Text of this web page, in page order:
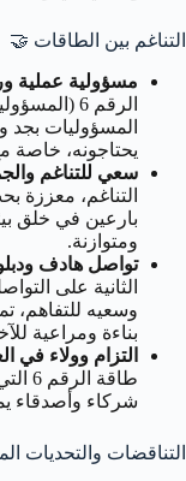
التناغم بين الطاقات 🤝
مسؤولية عملية
الرقم 6
المسؤوليات بجد
يحتاجونه، خاصة
سعي للتناغم
التناغم، معززة
بارعين في خلق
ومتوازنة.
تواصل هادف
وسعيه للتفاهم،
بناءة ومراعية
التزام وولاء في
شركاء وأصدقاء
التناقضات والتحديات